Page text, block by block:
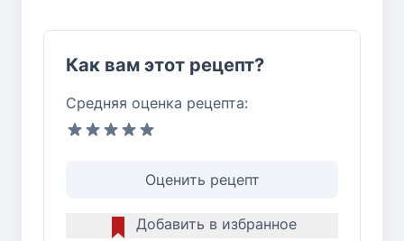
Как вам этот рецепт?
Средняя оценка рецепта:
Оценить рецепт
Добавить в избранное